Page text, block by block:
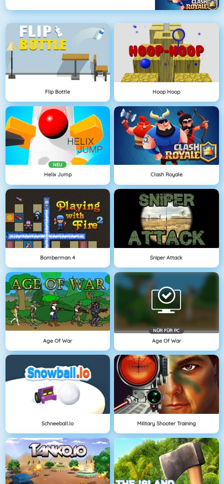
Flip Bottle Hoop Hoop
NEU
Helix Jump Clash Royale
Bomberman 4 Sniper Attack
Age Of War
NÜR FÜR PC
Age Of War
Schneeball.io Military Shooter Training